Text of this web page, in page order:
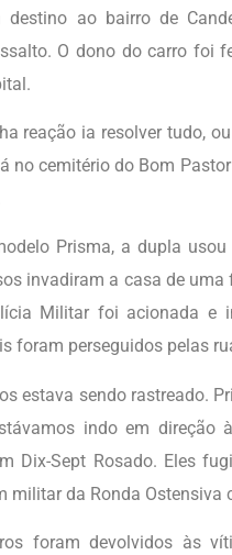
destino ao bairro de
O dono do carro foi
reação ia resolver tudo,
no cemitério do Bom
Prisma, a dupla
invadiram a casa de
Militar foi acionada e
foram perseguidos pelas
estava sendo rastreado.
indo em direção
Dix-Sept Rosado. Eles
militar da Ronda
foram devolvidos às